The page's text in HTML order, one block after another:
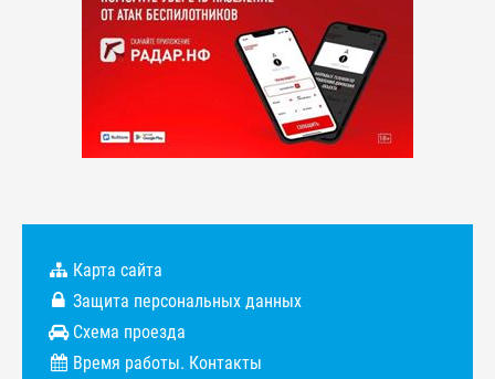
Карта сайта
Защита персональных данных
Схема проезда
Время работы. Контакты